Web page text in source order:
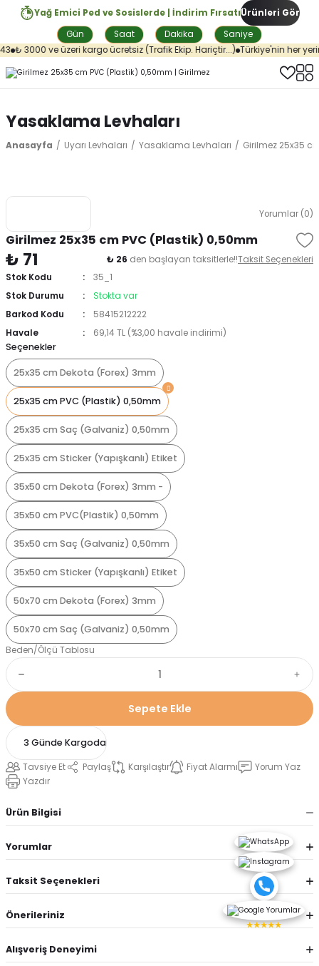
Yağ Emici Ped ve Sosislerde | İndirim Fırsatı
Gün
Saat Dakika Saniye
Ürünleri Gör
₺ 3000 ve üzeri kargo ücretsiz (Trafik Ekip. Hariçtir...) Türkiye'nin her
Yasaklama Levhaları
Anasayfa Uyarı Levhaları Yasaklama Levhaları Girilmez 25x35
Yorumlar (0)
Girilmez 25x35 cm PVC (Plastik) 0,50mm
₺ 71 ₺ 26 den başlayan taksitlerle!!Taksit Seçenekleri
Stok Kodu
35_1
Stok Durumu
Stokta var
Barkod Kodu
58415212222
Havale
69,14 TL (%3,00 havale indirimi)
Seçenekler
25x35 cm Dekota (Forex) 3mm
25x35 cm PVC (Plastik) 0,50mm
25x35 cm Saç (Galvaniz) 0,50mm
25x35 cm Sticker (Yapışkanlı) Etiket
35x50 cm Dekota (Forex) 3mm -
35x50 cm PVC(Plastik) 0,50mm
35x50 cm Saç (Galvaniz) 0,50mm
35x50 cm Sticker (Yapışkanlı) Etiket
50x70 cm Dekota (Forex) 3mm
50x70 cm Saç (Galvaniz) 0,50mm
Beden/Ölçü Tablosu
Sepete Ekle
3 Günde Kargoda
Tavsiye Et Paylaş Karşılaştır Fiyat Alarmı
Yorum Yaz
Yazdır
Ürün Bilgisi
Yorumlar
Taksit Seçenekleri
Önerileriniz
Alışveriş Deneyimi
★★★★★